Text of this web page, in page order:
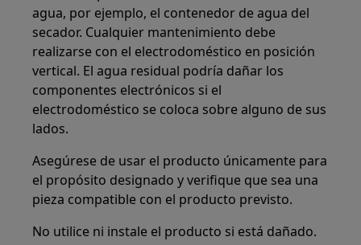
agua, por ejemplo, el contenedor de agua del
secador. Cualquier mantenimiento debe
realizarse con el electrodoméstico en posición
vertical. El agua residual podría dañar los
componentes electrónicos si el
electrodoméstico se coloca sobre alguno de sus
lados.
Asegúrese de usar el producto únicamente para
el propósito designado y verifique que sea una
pieza compatible con el producto previsto.
No utilice ni instale el producto si está dañado.